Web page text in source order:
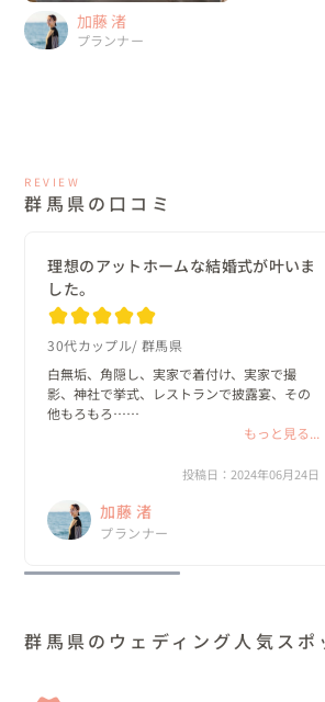
加藤 渚
プランナー
REVIEW
群馬県の口コミ
理想のアットホームな結婚式が叶いま
した。
30代カップル 群馬県
白無垢、角隠し、実家で着付け、実家で撮
影、神社で挙式、レストランで披露宴、その
他もろもろ…
たことを全て打ち明けたら、加藤さんは二つ
ってくれました。
もっと見る...
投稿日：2024年06月24日
加藤 渚
プランナー
群馬県のウェディング人気スポ